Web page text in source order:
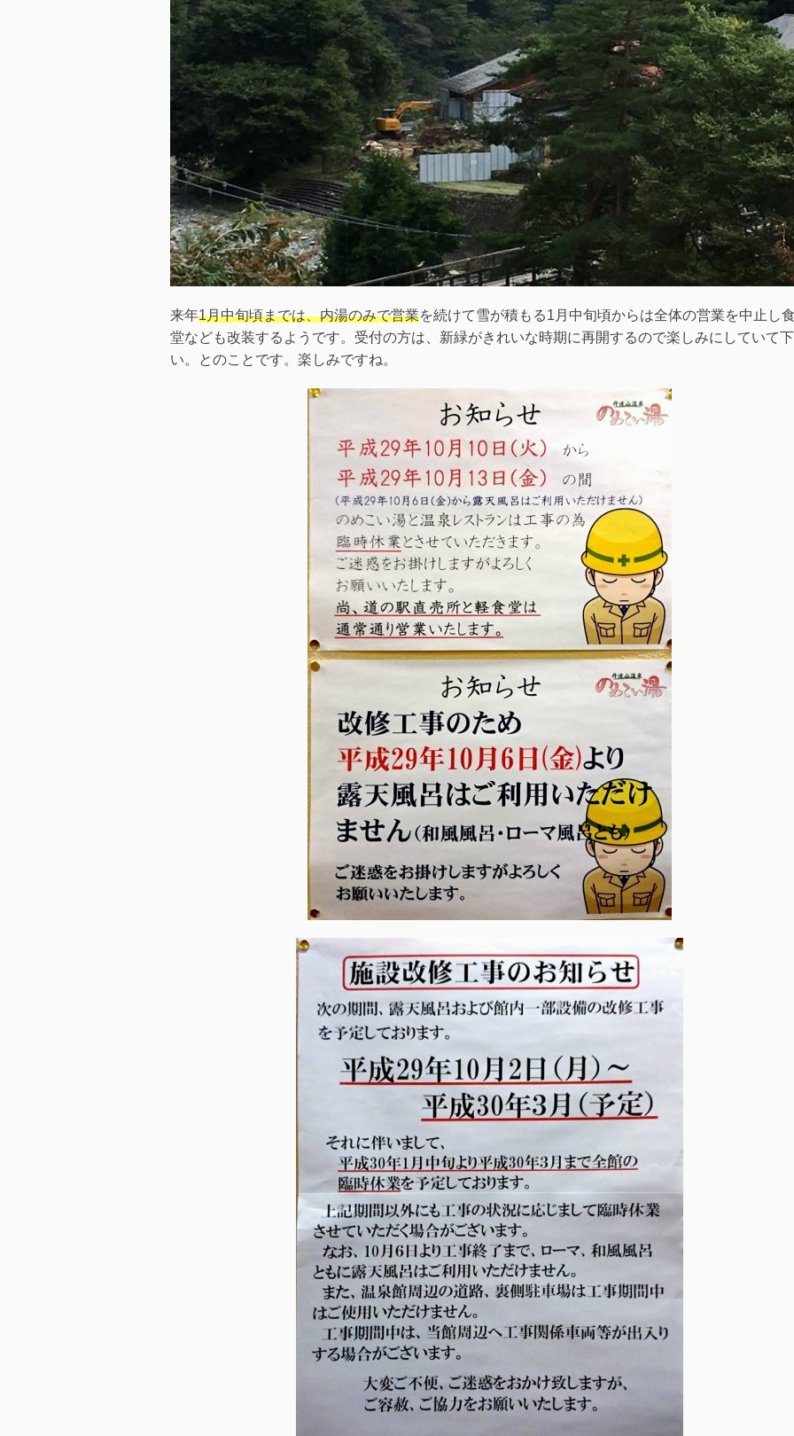
来年1月中旬頃までは、内湯のみで営業を続けて雪が積もる1月中旬頃からは全体の営業を中止し
堂なども改装するようです。受付の方は、新緑がきれいな時期に再開するので楽しみにしていて
い。とのことです。楽しみですね。